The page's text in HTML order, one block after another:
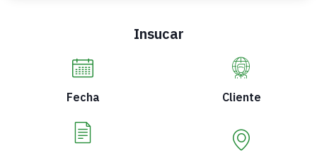
Insucar
Fecha Cliente